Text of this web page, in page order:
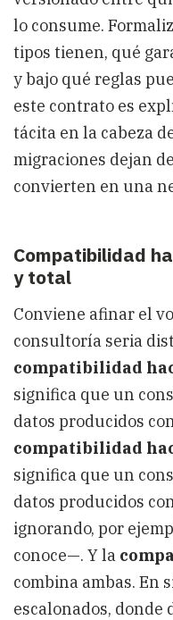
lo consume.
tipos tienen, qué
y bajo qué reglas
este contrato es
tácita en la cabeza
migraciones dejan
convierten en una
Compatibilidad
y total
Conviene afinar el
consultoría seria
compatibilidad
significa que un
datos producidos
compatibilidad
significa que un
datos producidos
ignorando, por
conoce—. Y la
combina ambas. En
escalonados,